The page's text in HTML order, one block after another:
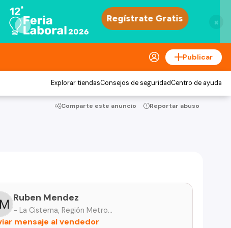
×
Publicar
Explorar tiendasConsejos de seguridadCentro de ayuda
Comparte este anuncio Reportar abuso
Ruben Mendez
- La Cisterna, Región Metropolitana
mensaje al vendedor